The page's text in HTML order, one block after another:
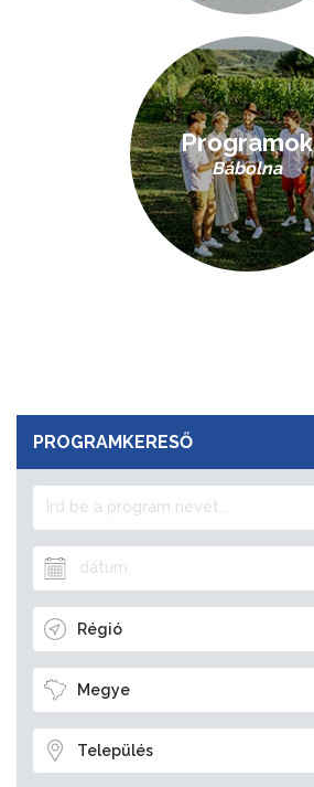
Programok
Bábolna
PROGRAMKERESŐ
Régió
Megye
Település